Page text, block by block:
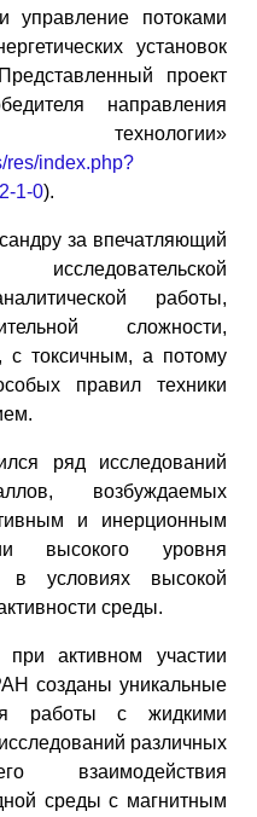
управление потоками
установок
проект
направления
res/index.php?
1-0).
за впечатляющий
работы,
сложности,
с токсичным, а потому
правил техники
ряд исследований
возбуждаемых
и инерционным
высокого уровня
в условиях высокой
среды.
активном участии
созданы уникальные
работы с жидкими
различных
взаимодействия
среды с магнитным